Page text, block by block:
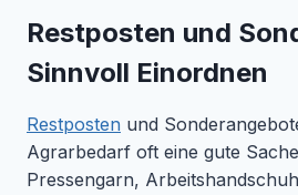
Restposten und
Sinnvoll Einordnen
Restposten und
Agrarbedarf oft eine gute
Pressengarn,